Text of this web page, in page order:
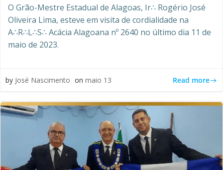
O Grão-Mestre Estadual de Alagoas, Ir∴ Rogério José
Oliveira Lima, esteve em visita de cordialidade na
A∴R∴L∴S∴ Acácia Alagoana nº 2640 no último dia 11 de
maio de 2023.
by José Nascimento on maio 13 Read more